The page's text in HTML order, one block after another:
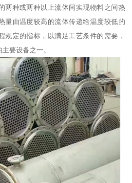
两种或两种以上流体间实现物料之间热
量由温度较高的流体传递给温度较低的
规定的指标，以满足工艺条件的需要，
要设备之一。